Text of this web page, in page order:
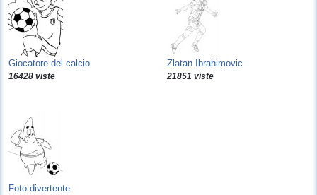
Giocatore del calcio
16428 viste
Zlatan Ibrahimovic
21851 viste
Foto divertente